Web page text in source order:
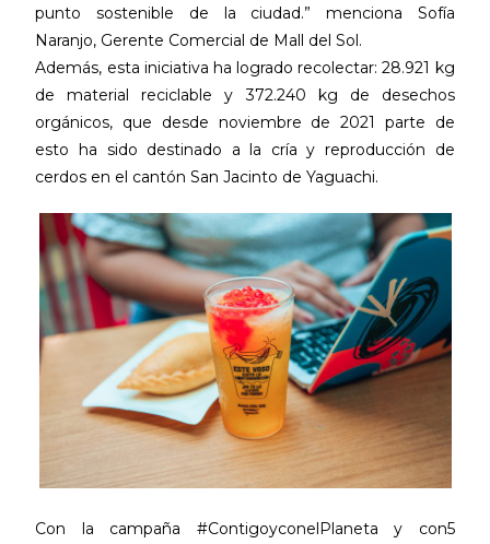
punto sostenible de la ciudad.” menciona Sofía
Naranjo, Gerente Comercial de Mall del Sol.
Además, esta iniciativa ha logrado recolectar: 28.921 kg
de material reciclable y 372.240 kg de desechos
orgánicos, que desde noviembre de 2021 parte de
esto ha sido destinado a la cría y reproducción de
cerdos en el cantón San Jacinto de Yaguachi.
Con la campaña #ContigoyconelPlaneta y con5